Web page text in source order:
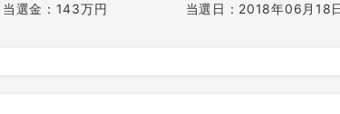
当選金：143万円
当選日：2018年06月18